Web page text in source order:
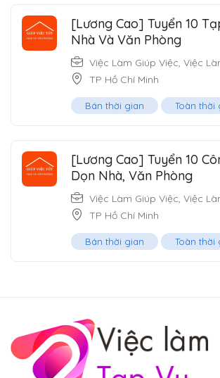
[Lương Cao] Tuyển 10
Nhà Và Văn Phòng
Việc Làm Giúp Việc, Việc
TP Hồ Chí Minh
Bán thời gian Toàn thời
[Lương Cao] Tuyển 10
Dọn Nhà, Văn Phòng
Việc Làm Giúp Việc, Việc
TP Hồ Chí Minh
Bán thời gian Toàn thời